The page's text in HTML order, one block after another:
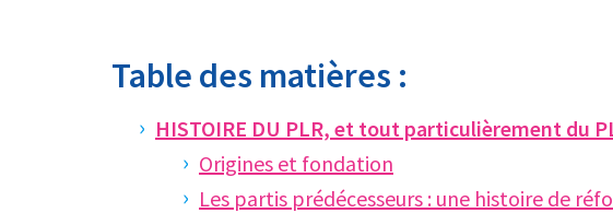
Table des matières :
HISTOIRE DU PLR, et tout particulièrement du
Origines et fondation
Les partis prédécesseurs : une histoire de